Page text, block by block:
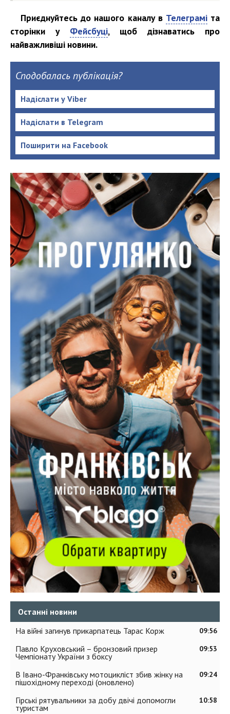
Приєднуйтесь до нашого каналу в Телеграміта
сторінки у Фейсбуці, щоб дізнаватись про
найважливіші новини.
Сподобалась публікація?
Надіслати у Viber
Надіслати в Telegram
Поширити на Facebook
Останні новини
09:56
На війні загинув прикарпатець Тарас Корж
09:53
Павло Круховський – бронзовий призер
Чемпіонату України з боксу
09:24
В Івано-Франківську мотоцикліст збив жінку на
пішохідному переході (оновлено)
10:58
Гірські рятувальники за добу двічі допомогли
туристам